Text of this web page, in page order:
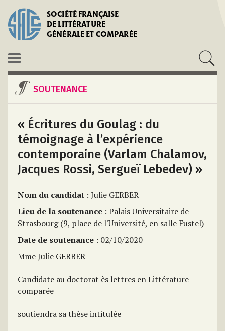
SOCIÉTÉ FRANÇAISE
DE LITTÉRATURE
GÉNÉRALE ET COMPARÉE
SOUTENANCE
« Écritures du Goulag : du
témoignage à l’expérience
contemporaine (Varlam Chalamov,
Jacques Rossi, Sergueï Lebedev) »
Nom du candidat : Julie GERBER
Lieu de la soutenance : Palais Universitaire de
Strasbourg (9, place de l'Université, en salle Fustel)
Date de soutenance : 02/10/2020
Mme Julie GERBER
Candidate au doctorat ès lettres en Littérature
comparée
soutiendra sa thèse intitulée